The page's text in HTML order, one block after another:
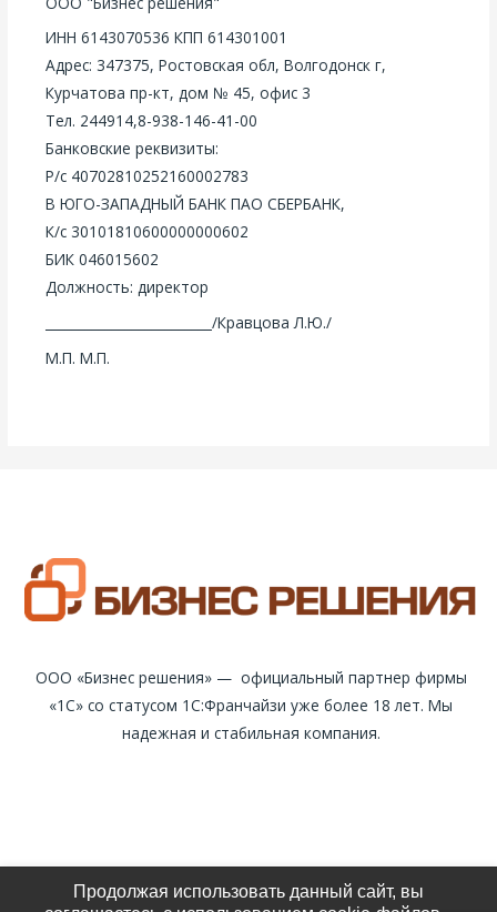
ИНН 6143070536 КПП 614301001
Адрес: 347375, Ростовская обл, Волгодонск г,
Курчатова пр-кт, дом № 45, офис 3
Тел. 244914,8-938-146-41-00
Банковские реквизиты:
Р/с 40702810252160002783
В ЮГО-ЗАПАДНЫЙ БАНК ПАО СБЕРБАНК,
К/с 30101810600000000602
БИК 046015602
Должность: директор
_________________________/Кравцова Л.Ю./
М.П. М.П.
ООО «Бизнес решения» — официальный партнер фирмы
«1С» со статусом 1С:Франчайзи уже более 18 лет. Мы
надежная и стабильная компания.
Продолжая использовать данный сайт, вы